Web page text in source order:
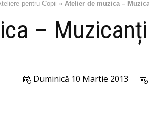
pentru Copii » Atelier de muzica –
–
Duminică 10 Martie 2013